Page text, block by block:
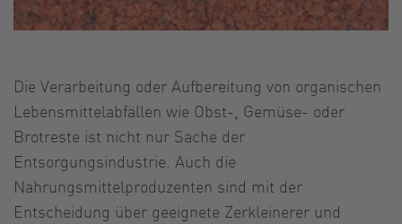
Die Verarbeitung oder Aufbereitung von organischen
Lebensmittelabfällen wie Obst-, Gemüse- oder
Brotreste ist nicht nur Sache der
Entsorgungsindustrie. Auch die
Nahrungsmittelproduzenten sind mit der
Entscheidung über geeignete Zerkleinerer und